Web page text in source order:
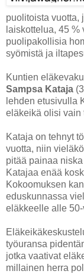
puolitoista vuotta,
laiskottelua, 45
puolipakollisia
syömistä ja
Kuntien
Sampsa Kataja
lehden etusivulla
eläkeikä olisi vain
Kataja on tehnyt
vuotta, niin
pitää painaa
Katajaa enää
Kokoomuksen
eduskunnassa
eläkkeelle alle
työuransa
jotka vaativat
millainen herra